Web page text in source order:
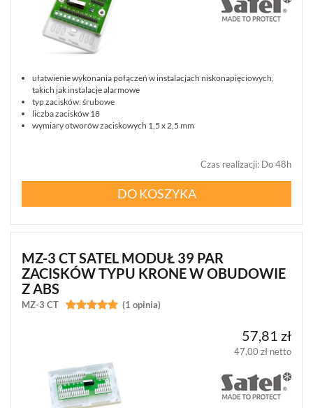
WYPRZEDAŻ
NOWOŚCI
PROMOCJE
(74)
LOGOWANIE
REJESTRACJA
FIRMIE
AKTUALNOŚCI
OPINIE
CENNIKI
OPROGRAMOWANIE
DOSTAWA
DANE
SKLEPU
REGULAMIN
POLITYKA
ułatwienie wykonania połączeń w instalacjach niskonapięciowych,
takich jak instalacje alarmowe
typ zacisków: śrubowe
liczba zacisków 18
wymiary otworów zaciskowych 1,5 x 2,5 mm
Czas realizacji: Do 48h
DO KOSZYKA
MZ-3 CT SATEL MODUŁ 39 PAR
ZACISKÓW TYPU KRONE W OBUDOWIE
Z ABS
MZ-3 CT 
 (1 opinia)
57,81 zł
47,00 zł netto